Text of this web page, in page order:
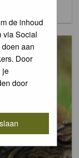
de inhoud
via Social
aan
Door
je
door